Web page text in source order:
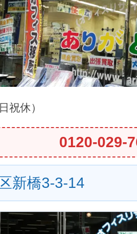
祝休）
0120-029-
新橋3-3-14